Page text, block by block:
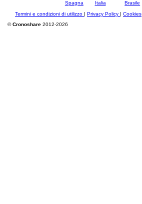
Termini e condizioni di utilizzo | Privacy Policy | Cookies
©Cronoshare 2012-2026